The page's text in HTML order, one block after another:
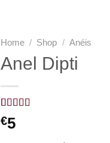
Home / Shop / Anéis
Anel Dipti
Rated
out of 5
1
€5